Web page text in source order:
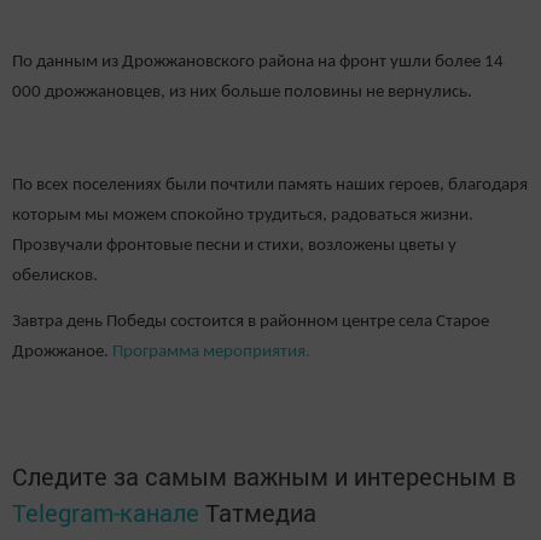
По данным из Дрожжановского района на фронт ушли более 14
000 дрожжановцев, из них больше половины не вернулись.
По всех поселениях были почтили память наших героев, благодаря
которым мы можем спокойно трудиться, радоваться жизни.
Прозвучали фронтовые песни и стихи, возложены цветы у
обелисков.
Завтра день Победы состоится в районном центре села Старое
Дрожжаное. Программа мероприятия.
Следите за самым важным и интересным в
Telegram-канале Татмедиа